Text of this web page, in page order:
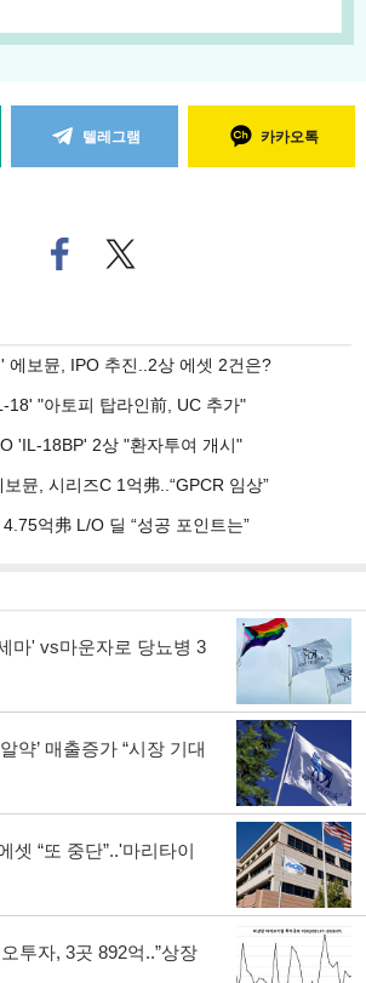
텔레그램 카카오톡
페
이
로
기
사
유
기
트위
터로
에보뮨, IPO 추진..2상 에셋 2건은?
18' "아토피 탑라인前, UC 추가"
'IL-18BP' 2상 "환자투여 개시"
뮨, 시리즈C 1억弗..“GPCR 임상”
억弗 L/O 딜 “성공 포인트는”
마' vs마운자로 당뇨병 3
약’ 매출증가 “시장 기대
셋 “또 중단”..'마리타이
투자, 3곳 892억..”상장